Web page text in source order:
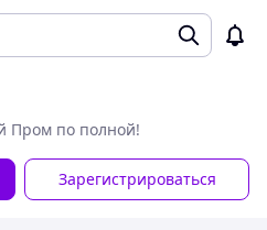
Пром по полной!
Зарегистрироваться